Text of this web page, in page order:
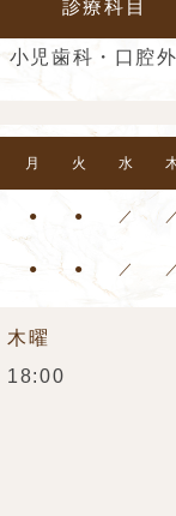
診療科目
小児歯科・口腔
月 火 水
● ● ／ ／
● ● ／ ／
木曜
18:00